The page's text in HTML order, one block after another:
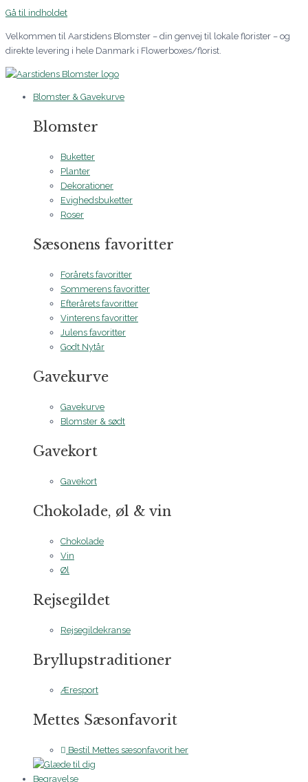
Gå til indholdet
Velkommen til Aarstidens Blomster – din genvej til lokale florister – og
direkte levering i hele Danmark i Flowerboxes/florist.
Blomster & Gavekurve
Blomster
Buketter
Planter
Dekorationer
Evighedsbuketter
Roser
Sæsonens favoritter
Forårets favoritter
Sommerens favoritter
Efterårets favoritter
Vinterens favoritter
Julens favoritter
Godt Nytår
Gavekurve
Gavekurve
Blomster & sødt
Gavekort
Gavekort
Chokolade, øl & vin
Chokolade
Vin
Øl
Rejsegildet
Rejsegildekranse
Bryllupstraditioner
Æresport
Mettes Sæsonfavorit
Bestil Mettes sæsonfavorit her
Begravelse